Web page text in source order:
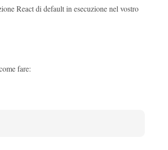
React di default in esecuzione nel vostro
fare: